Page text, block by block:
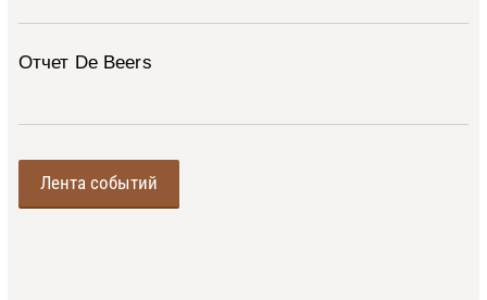
Отчет De Beers
Лента событий